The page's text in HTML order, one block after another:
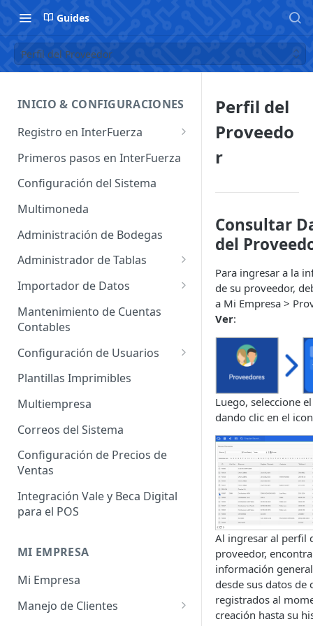
Guides
Perfil del Proveedor
INICIO & CONFIGURACIONES
Registro en InterFuerza
Iniciar Sesión en InterFuerza
Recuperar Contraseña
Cómo pagar en línea sus
Primeros pasos en InterFuerza
Configuración del Sistema
Multimoneda
Administración de Bodegas
Administrador de Tablas
Administrador de Tablas de
Clientes
Administrador de Tablas para
Administrador de Tablas para
CRM
Administrador de Tablas para
Impuestos
Inventario
Sistema
Administrador de Tablas de
Importador de Datos
Importador de Cuentas
Contables
Importador de Clientes
Importador de Proveedores
Importador de Productos
Importador de Activos Fijos
Importador de Lista de Precios
Importador de Ajuste de
Inventario
Importador de Prospectos
Cobrar
Importador de Cuentas por
Pagar
Mantenimiento de Cuentas
Contables
Configuración de Usuarios
Permisos de Usuarios
Usuarios Invitados
Perfil de Usuario
Cómo eliminar usuarios
Plantillas Imprimibles
Multiempresa
Correos del Sistema
Configuración de Precios de
Ventas
Integración Vale y Beca Digital
para el POS
MI EMPRESA
Mi Empresa
Manejo de Clientes
Perfil del
Proveedo
r
Consultar
del
Para ingresar a la
de su proveedor,
a Mi Empresa >
Ver:
Luego, seleccione
dando clic en el
Al ingresar al perfil
proveedor,
información
desde sus datos de
registrados al
creación hasta su